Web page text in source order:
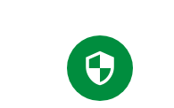
security